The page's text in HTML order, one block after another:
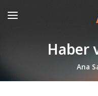
Haber
Ana